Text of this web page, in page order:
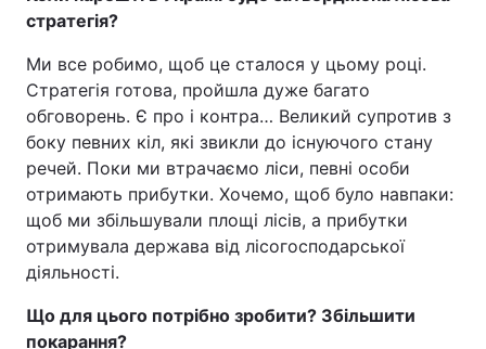
стратегія?
Ми все робимо, щоб це сталося у цьому році.
Стратегія готова, пройшла дуже багато
обговорень. Є про і контра… Великий супротив з
боку певних кіл, які звикли до існуючого стану
речей. Поки ми втрачаємо ліси, певні особи
отримають прибутки. Хочемо, щоб було навпаки:
щоб ми збільшували площі лісів, а прибутки
отримувала держава від лісогосподарської
діяльності.
Що для цього потрібно зробити? Збільшити
покарання?